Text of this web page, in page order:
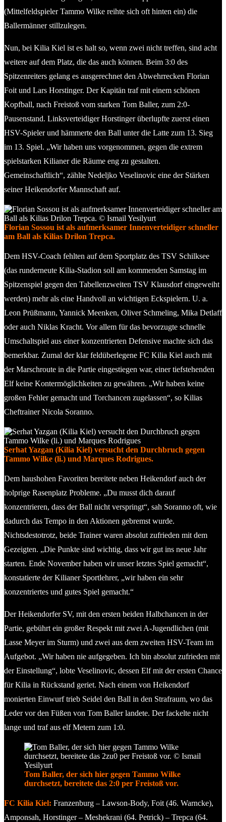
(Mittelfeldspieler Tammo Wilke reihte sich oft hinten ein) die
Ballermänner stillzulegen.
Nun, bei Kilia Kiel ist es halt so, wenn zwei nicht treffen, sind acht
weitere auf dem Platz, die das auch können. Beim 3:0 des
Spitzenreiters gelang es ausgerechnet den Abwehrrecken Florian
Foit und Lars Horstinger. Der Kapitän traf mit einem schönen
Kopfball, nach Freistoß vom starken Tom Baller, zum 2:0-
Pausenstand. Linksverteidiger Horstinger überlupfte zuerst einen
HSV-Spieler und hämmerte den Ball unter die Latte zum 13. Sieg
im 13. Spiel. „Wir haben uns vorgenommen, gegen die extrem
spielstarken Kilianer die Räume eng zu gestalten.
Gemeinschaftlich“, zählte Nedeljko Veselinovic eine der Stärken
seiner Heikendorfer Mannschaft auf.
Florian Sossou ist als aufmerksamer Innenverteidiger schneller
am Ball als Kilias Drilon Trepca.
Dem HSV-Coach fehlten auf dem Sportplatz des TSV Schilksee
(das runderneute Kilia-Stadion soll am kommenden Samstag im
Spitzenspiel gegen den Tabellenzweiten TSV Klausdorf eingeweiht
werden) mehr als eine Handvoll an wichtigen Eckspielern. U. a.
Leon Prüßmann, Yannick Meenken, Oliver Schmeling, Mika Detlaff
oder auch Niklas Kracht. Vor allem für das bevorzugte schnelle
Umschaltspiel aus einer konzentrierten Defensive machte sich das
bemerkbar. Zumal der klar feldüberlegene FC Kilia Kiel auch mit
der Marschroute in die Partie eingestiegen war, einer tiefstehenden
Elf keine Kontermöglichkeiten zu gewähren. „Wir haben keine
großen Fehler gemacht und Torchancen zugelassen“, so Kilias
Cheftrainer Nicola Soranno.
Se‪rhat Yazgan (Kilia Kiel) versucht den Durchbruch gegen
Tammo Wilke (li.) und Marques Rodrigues.
Dem haushohen Favoriten bereitete neben Heikendorf auch der
holprige Rasenplatz Probleme. „Du musst dich darauf
konzentrieren, dass der Ball nicht verspringt“, sah Soranno oft, wie
dadurch das Tempo in den Aktionen gebremst wurde.
Nichtsdestotrotz, beide Trainer waren absolut zufrieden mit dem
Gezeigten. „Die Punkte sind wichtig, dass wir gut ins neue Jahr
starten. Ende November haben wir unser letztes Spiel gemacht“,
konstatierte der Kilianer Sportlehrer, „wir haben ein sehr
konzentriertes und gutes Spiel gemacht.“
Der Heikendorfer SV, mit den ersten beiden Halbchancen in der
Partie, gebührt ein großer Respekt mit zwei A-Jugendlichen (mit
Lasse Meyer im Sturm) und zwei aus dem zweiten HSV-Team im
Aufgebot. „Wir haben nie aufgegeben. Ich bin absolut zufrieden mit
der Einstellung“, lobte Veselinovic, dessen Elf mit der ersten Chance
für Kilia in Rückstand geriet. Nach einem von Heikendorf
monierten Einwurf trieb Seidel den Ball in den Strafraum, wo das
Leder vor den Füßen von Tom Baller landete. Der fackelte nicht
lange und traf aus elf Metern zum 1:0.
Tom Baller, der sich hier gegen Tammo Wilke
durchsetzt, bereitete das 2:0 per Freistoß vor.
FC Kilia Kiel: Franzenburg – Lawson-Body, Foit (46. Warncke),
Amponsah, Horstinger – Meshekrani (64. Petrick) – Trepca (64.